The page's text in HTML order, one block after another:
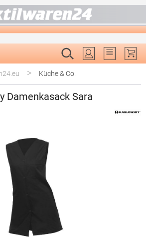
Du hast 0
> Küche & Co.
Damenkasack Sara